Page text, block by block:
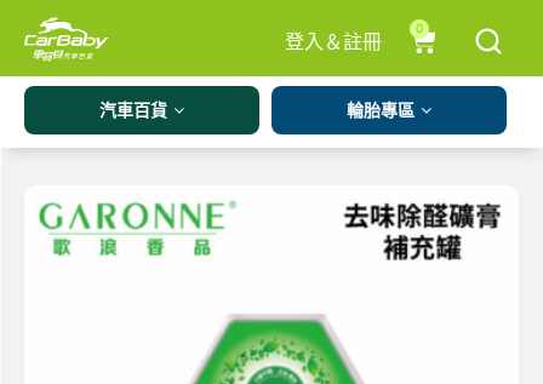
登入＆註冊
0
汽車百貨 輪胎專區